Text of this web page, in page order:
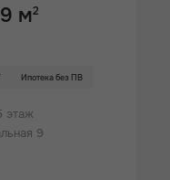
м2
Ипотека без ПВ
этаж
9